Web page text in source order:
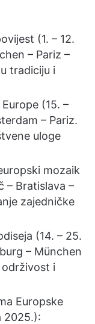
(1. – 12.
– Pariz –
tradiciju i
(15. –
– Pariz.
uloge
mozaik
– Bratislava –
zajedničke
(14. – 25.
– München
održivost i
Europske
2025.):